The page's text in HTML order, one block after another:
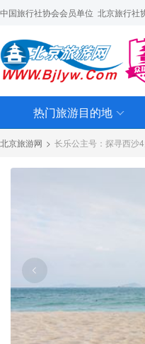
中国旅行社协会会员单位  北京旅行
热门旅游目的地
北京旅游网 > 长乐公主号：探寻西沙